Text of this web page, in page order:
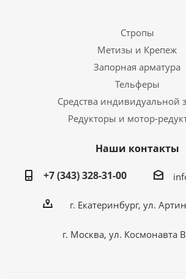
Стропы
Метизы и Крепеж
Запорная арматура
Тельферы
Средства индивидуальной
Редукторы и мотор-
Наши контакты
+7 (343) 328-31-00
г. Екатеринбург, ул.
г. Москва, ул. Космонавта